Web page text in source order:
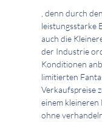
, denn durch
leistungsstarke
auch die
der Industrie
Konditionen
limitierten
Verkaufspreise
einem
ohne